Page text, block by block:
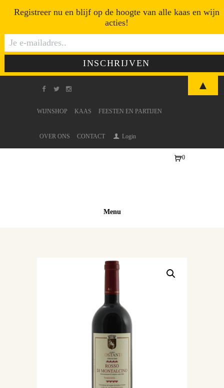
WIJNSHOP KAAS FEESTEN EN PARTIJEN
OVER ONS CONTACT Login
Menu
0
Registreer nu en blijf op de hoogte van alle kaas en wijn
acties!
▲